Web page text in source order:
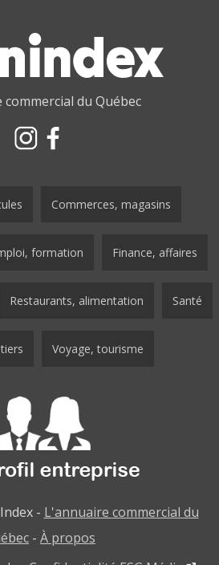
du Québec
Commerces, magasins
formation Finance, affaires
Restaurants, alimentation Santé
Voyage, tourisme
- L'annuaire commercial du
- À propos